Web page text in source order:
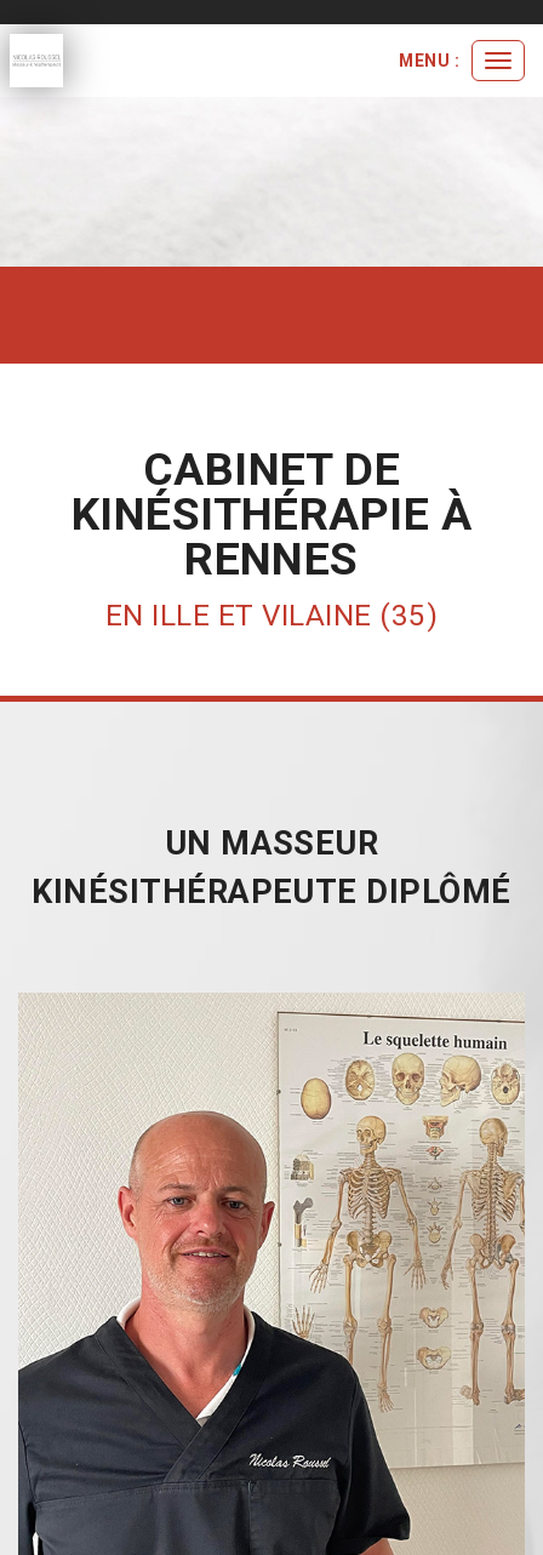
MENU :
CABINET DE
KINÉSITHÉRAPIE À
RENNES
EN ILLE ET VILAINE (35)
UN MASSEUR
KINÉSITHÉRAPEUTE DIPLÔMÉ